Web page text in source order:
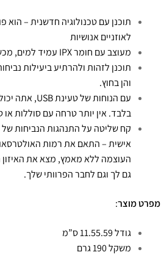
תוכנן עם טכנולוגיה חדשנית – הוא
לאוזניים אנושיות
מעוצב עם חומר IPX עמיד למים, מכשיר זה בנוי לעמוד בכל תנאי מזג אוויר
והן בחוץ.
בלבד. אין יותר טרחה עם סוללות או
אישית – התאם את רמות
העוצמה ללא מאמץ, מצא את האיזון
גם לך וגם לחבר הפרוותי שלך.
מפרט מוצר:
גודל 11.55.59 ס”מ
משקל 190 גרם